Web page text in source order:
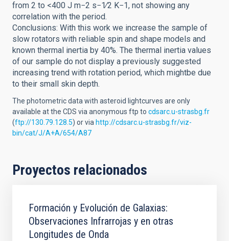
from 2 to <400 J m−2 s−1∕2 K−1, not showing any
correlation with the period.
Conclusions: With this work we increase the sample of
slow rotators with reliable spin and shape models and
known thermal inertia by 40%. The thermal inertia values
of our sample do not display a previously suggested
increasing trend with rotation period, which mightbe due
to their small skin depth.
The photometric data with asteroid lightcurves are only
available at the CDS via anonymous ftp to cdsarc.u-strasbg.fr
(ftp://130.79.128.5) or via http://cdsarc.u-strasbg.fr/viz-
bin/cat/J/A+A/654/A87
Proyectos relacionados
Formación y Evolución de Galaxias:
Observaciones Infrarrojas y en otras
Longitudes de Onda